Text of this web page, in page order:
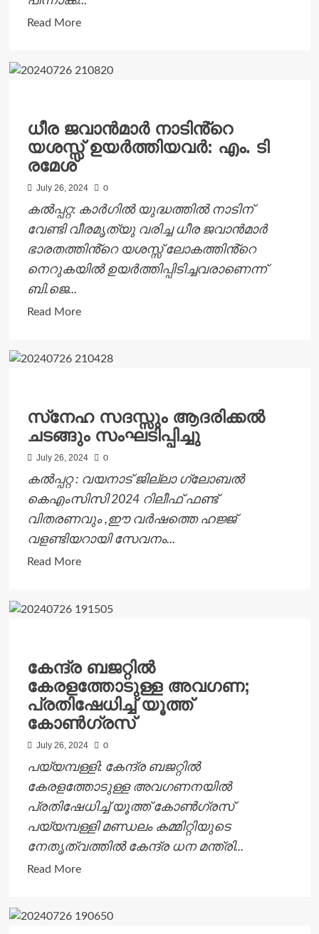
Read MoreRead
ഉന്നതികളിലെ
ഉറപ്പാക്കുക
സർക്കാർ
ലക്ഷ്യം:
മന്ത്രി
കേളു
ധീര ജവാൻമാർ നാടിൻ്റെ
യശസ്സ് ഉയർത്തിയവർ: എം. ടി
രമേശ്
July 26, 2024 0
കൽപ്പറ്റ: കാർഗിൽ യുദ്ധത്തിൽ നാടിന്
വേണ്ടി വീരമൃത്യു വരിച്ച ധീര ജവാൻമാർ
ഭാരതത്തിൻ്റെ യശസ്സ് ലോകത്തിൻ്റെ
നെറുകയിൽ ഉയർത്തിപ്പിടിച്ചവരാണെന്ന്
ബി.ജെ...
Read MoreRead
ധീര
യശസ്സ്
ഉയർത്തിയവർ:
എം.
സ്‌നേഹ സദസ്സും ആദരിക്കല്‍
ചടങ്ങും സംഘടിപ്പിച്ചു
July 26, 2024 0
കൽപ്പറ്റ : വയനാട് ജില്ലാ ഗ്ലോബല്‍
കെഎംസിസി 2024 റിലീഫ് ഫണ്ട്
വിതരണവും ,ഈ വര്‍ഷത്തെ ഹജ്ജ്
വളണ്ടിയറായി സേവനം...
Read MoreRead
സ്‌നേഹ
ചടങ്ങും
സംഘടിപ്പിച്ചു
കേന്ദ്ര ബജറ്റിൽ
കേരളത്തോടുള്ള അവഗണ;
പ്രതിഷേധിച്ച് യൂത്ത്
കോൺഗ്രസ്
July 26, 2024 0
പയ്യമ്പള്ളി: കേന്ദ്ര ബജറ്റിൽ
കേരളത്തോടുള്ള അവഗണനയിൽ
പ്രതിഷേധിച്ച് യൂത്ത് കോൺഗ്രസ്
പയ്യമ്പള്ളി മണ്ഡലം കമ്മിറ്റിയുടെ
നേതൃത്വത്തിൽ കേന്ദ്ര ധന മന്ത്രി...
Read MoreRead
കേന്ദ്ര